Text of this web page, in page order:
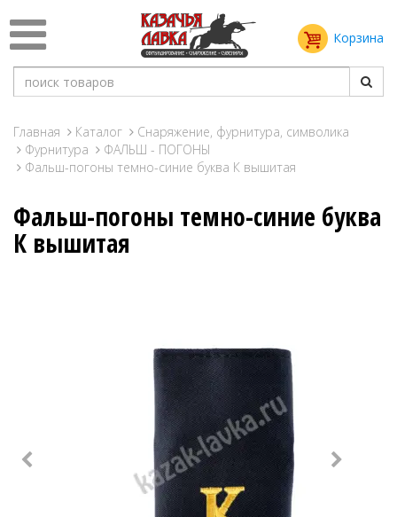
Корзина
Главная Каталог
Снаряжение, фурнитура, символика
Фурнитура
ФАЛЬШ - ПОГОНЫ
Фальш-погоны темно-синие буква К вышитая
Фальш-погоны темно-синие буква
К вышитая